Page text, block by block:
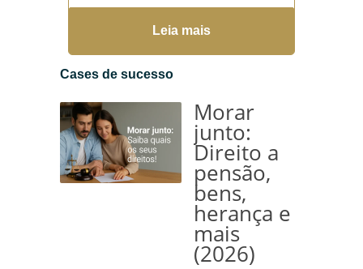
posse é um importante
recurso para proteger a posse
de um imóvel...
Leia mais
Cases de sucesso
Morar
junto:
Direito a
pensão,
bens,
herança e
mais
(2026)